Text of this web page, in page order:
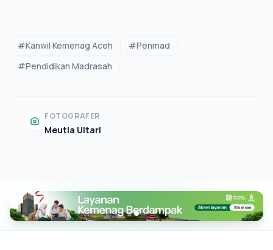
#Kanwil Kemenag Aceh
#Penmad
#Pendidikan Madrasah
FOTOGRAFER
Meutia Ultari